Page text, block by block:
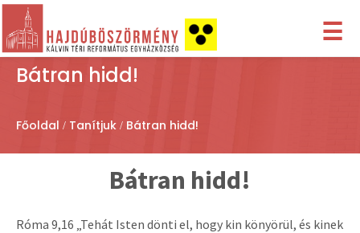
☰
Bátran hidd!
Főoldal Tanítjuk Bátran hidd!
Bátran hidd!
Róma 9,16 „Tehát Isten dönti el, hogy kin könyörül, és kinek